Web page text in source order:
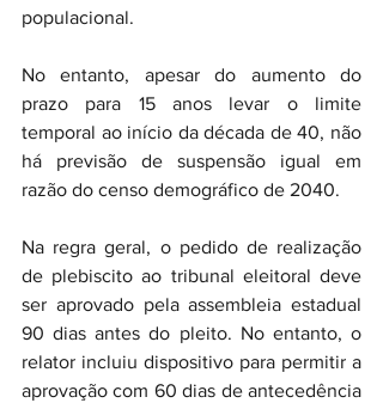
populacional.
No entanto, apesar do aumento do
prazo para 15 anos levar o limite
temporal ao início da década de 40, não
há previsão de suspensão igual em
razão do censo demográfico de 2040.
Na regra geral, o pedido de realização
de plebiscito ao tribunal eleitoral deve
ser aprovado pela assembleia estadual
90 dias antes do pleito. No entanto, o
relator incluiu dispositivo para permitir a
aprovação com 60 dias de antecedência